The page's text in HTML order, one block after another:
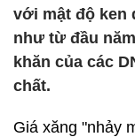
với mật độ ken
như từ đầu
khăn của các
chất.
Giá xăng "nhảy